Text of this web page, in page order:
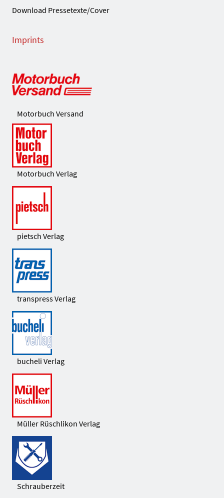
Download Pressetexte/Cover
Imprints
Motorbuch Versand
Motorbuch Verlag
pietsch Verlag
transpress Verlag
bucheli Verlag
Müller Rüschlikon Verlag
Schrauberzeit